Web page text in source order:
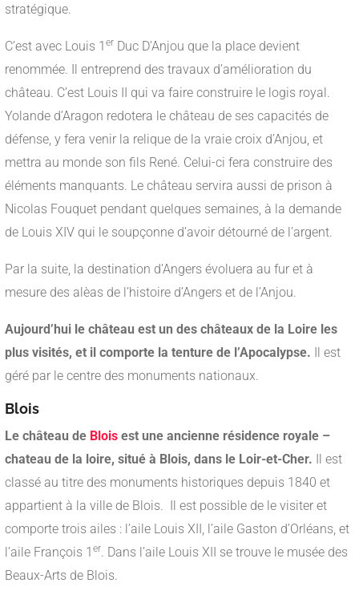
stratégique.
C’est avec Louis 1 er Duc D’Anjou que la place devient
renommée. Il entreprend des travaux d’amélioration du
château. C’est Louis II qui va faire construire le logis royal.
Yolande d’Aragon redotera le château de ses capacités de
défense, y fera venir la relique de la vraie croix d’Anjou, et
mettra au monde son fils René. Celui-ci fera construire des
éléments manquants. Le château servira aussi de prison à
Nicolas Fouquet pendant quelques semaines, à la demande
de Louis XIV qui le soupçonne d’avoir détourné de l’argent.
Par la suite, la destination d’Angers évoluera au fur et à
mesure des alèas de l’histoire d’Angers et de l’Anjou.
Aujourd’hui le château est un des châteaux de la Loire les
plus visités, et il comporte la tenture de l’Apocalypse. Il est
géré par le centre des monuments nationaux.
Blois
Le château de Blois est une ancienne résidence royale –
chateau de la loire, situé à Blois, dans le Loir-et-Cher. Il est
classé au titre des monuments historiques depuis 1840 et
appartient à la ville de Blois. Il est possible de le visiter et
comporte trois ailes : l’aile Louis XII, l’aile Gaston d’Orléans, et
l’aile François 1 er. Dans l’aile Louis XII se trouve le musée des
Beaux-Arts de Blois.